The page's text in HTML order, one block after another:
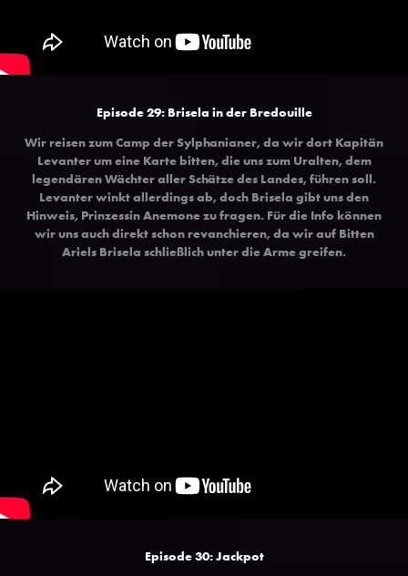
Episode 29: Brisela in der Bredouille
Wir reisen zum Camp der Sylphanianer, da wir dort Kapitän
Levanter um eine Karte bitten, die uns zum Uralten, dem
legendären Wächter aller Schätze des Landes, führen soll.
Levanter winkt allerdings ab, doch Brisela gibt uns den
Hinweis, Prinzessin Anemone zu fragen. Für die Info können
wir uns auch direkt schon revanchieren, da wir auf Bitten
Ariels Brisela schließlich unter die Arme greifen.
Episode 30: Jackpot